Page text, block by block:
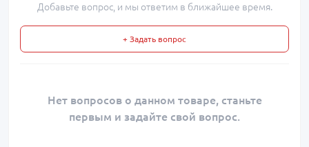
Добавьте вопрос, и мы ответим в ближайшее время.
+ Задать вопрос
Нет вопросов о данном товаре, станьте
первым и задайте свой вопрос.